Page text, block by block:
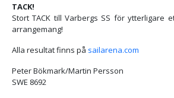
TACK!
Stort TACK till Varbergs SS för ytterligare
arrangemang!
Alla resultat finns på sailarena.com
Peter Bökmark/Martin Persson
SWE 8692